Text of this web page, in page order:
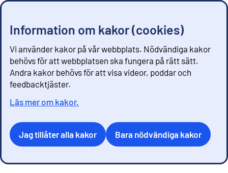
Information om kakor (cookies)
Vi använder kakor på vår webbplats. Nödvändiga kakor
behövs för att webbplatsen ska fungera på rätt sätt.
Andra kakor behövs för att visa videor, poddar och
feedbacktjäster.
Läs mer om kakor.
Jag tillåter alla kakor Bara nödvändiga kakor